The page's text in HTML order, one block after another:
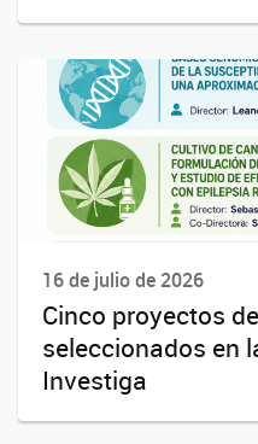
16 de julio de 2026
Cinco proyectos
seleccionados en
Investiga